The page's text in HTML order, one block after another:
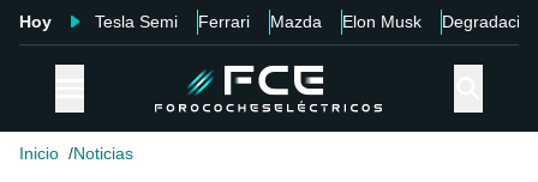
Hoy Tesla Semi Ferrari Mazda Elon Musk Degradación
Inicio Noticias